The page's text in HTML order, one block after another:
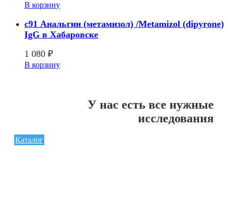
В корзину
c91 Анальгин (метамизол) /Metamizol (dipyrone)
IgG в Хабаровске
1 080 ₽
В корзину
У нас есть все нужные
исследования
Каталог